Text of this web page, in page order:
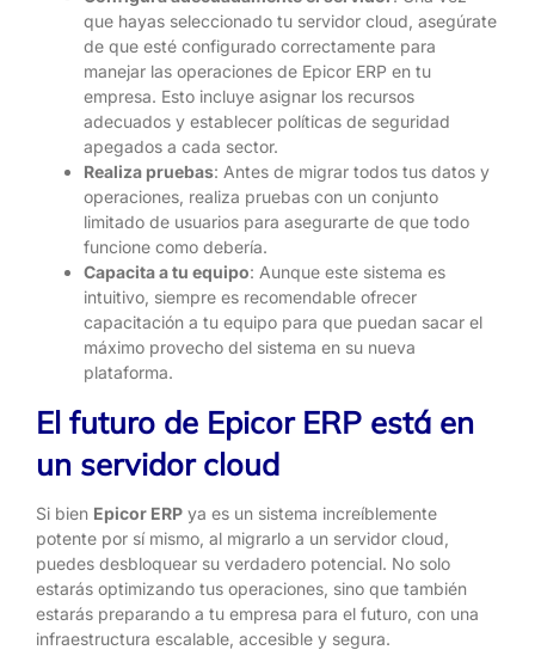
que hayas seleccionado tu servidor cloud, asegúrate
de que esté configurado correctamente para
manejar las operaciones de Epicor ERP en tu
empresa. Esto incluye asignar los recursos
adecuados y establecer políticas de seguridad
apegados a cada sector.
Realiza pruebas: Antes de migrar todos tus datos y
operaciones, realiza pruebas con un conjunto
limitado de usuarios para asegurarte de que todo
funcione como debería.
Capacita a tu equipo: Aunque este sistema es
intuitivo, siempre es recomendable ofrecer
capacitación a tu equipo para que puedan sacar el
máximo provecho del sistema en su nueva
plataforma.
El futuro de Epicor ERP está en
un servidor cloud
Si bien Epicor ERP ya es un sistema increíblemente
potente por sí mismo, al migrarlo a un servidor cloud,
puedes desbloquear su verdadero potencial. No solo
estarás optimizando tus operaciones, sino que también
estarás preparando a tu empresa para el futuro, con una
infraestructura escalable, accesible y segura.